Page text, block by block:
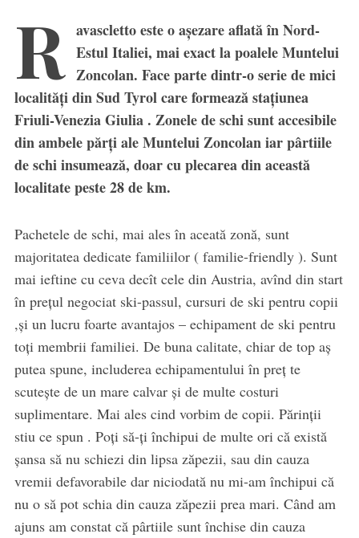
R avascletto este o aşezare aflată în Nord-
Estul Italiei, mai exact la poalele Muntelui
Zoncolan. Face parte dintr-o serie de mici
localităţi din Sud Tyrol care formează staţiunea
Friuli-Venezia Giulia . Zonele de schi sunt accesibile
din ambele părţi ale Muntelui Zoncolan iar pârtiile
de schi insumează, doar cu plecarea din această
localitate peste 28 de km.
Pachetele de schi, mai ales în aceată zonă, sunt
majoritatea dedicate familiilor ( familie-friendly ). Sunt
mai ieftine cu ceva decît cele din Austria, avînd din start
în preţul negociat ski-passul, cursuri de ski pentru copii
,şi un lucru foarte avantajos – echipament de ski pentru
toţi membrii familiei. De buna calitate, chiar de top aş
putea spune, includerea echipamentului în preţ te
scuteşte de un mare calvar şi de multe costuri
suplimentare. Mai ales cind vorbim de copii. Părinții
stiu ce spun . Poţi să-ţi închipui de multe ori că există
şansa să nu schiezi din lipsa zăpezii, sau din cauza
vremii defavorabile dar niciodată nu mi-am închipui că
nu o să pot schia din cauza zăpezii prea mari. Când am
ajuns am constat că pârtiile sunt închise din cauza